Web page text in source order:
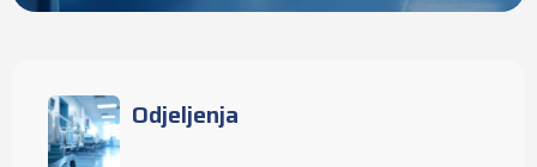
Odjeljenja